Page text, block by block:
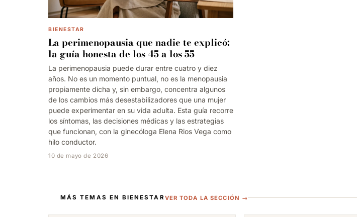
BIENESTAR
La perimenopausia que nadie te explicó:
la guía honesta de los 45 a los 55
La perimenopausia puede durar entre cuatro y diez
años. No es un momento puntual, no es la menopausia
propiamente dicha y, sin embargo, concentra algunos
de los cambios más desestabilizadores que una mujer
puede experimentar en su vida adulta. Esta guía recorre
los síntomas, las decisiones médicas y las estrategias
que funcionan, con la ginecóloga Elena Rios Vega como
hilo conductor.
10 de mayo de 2026
MÁS TEMAS EN BIENESTARVER TODA LA SECCIÓN →